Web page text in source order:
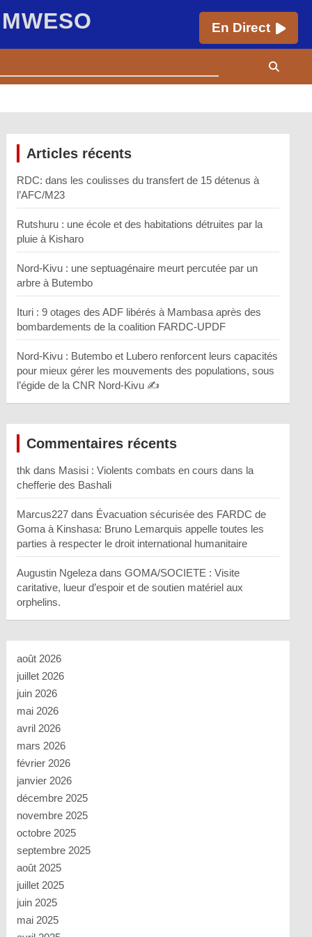
En Direct
Articles récents
RDC: dans les coulisses du transfert de 15 détenus à
l’AFC/M23
Rutshuru : une école et des habitations détruites par la
pluie à Kisharo
Nord-Kivu : une septuagénaire meurt percutée par un
arbre à Butembo
Ituri : 9 otages des ADF libérés à Mambasa après des
bombardements de la coalition FARDC-UPDF
Nord-Kivu : Butembo et Lubero renforcent leurs capacités
pour mieux gérer les mouvements des populations, sous
l’égide de la CNR Nord-Kivu ✍️
Commentaires récents
thk dans Masisi : Violents combats en cours dans la
chefferie des Bashali
Marcus227 dans Évacuation sécurisée des FARDC de
Goma à Kinshasa: Bruno Lemarquis appelle toutes les
parties à respecter le droit international humanitaire
Augustin Ngeleza dansGOMA/SOCIETE : Visite
caritative, lueur d’espoir et de soutien matériel aux
orphelins.
août 2026
juillet 2026
juin 2026
mai 2026
avril 2026
mars 2026
février 2026
janvier 2026
décembre 2025
novembre 2025
octobre 2025
septembre 2025
août 2025
juillet 2025
juin 2025
mai 2025